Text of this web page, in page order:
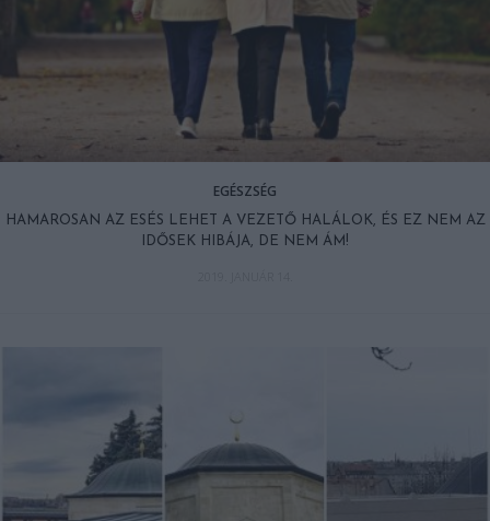
EGÉSZSÉG
HAMAROSAN AZ ESÉS LEHET A VEZETŐ HALÁLOK, ÉS EZ NEM AZ
IDŐSEK HIBÁJA, DE NEM ÁM!